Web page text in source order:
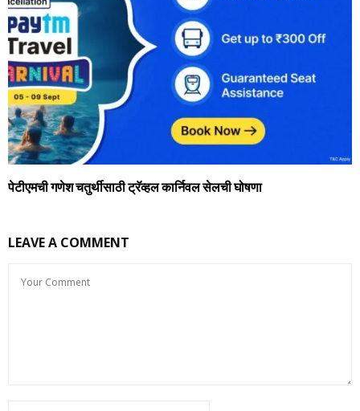
पेटीएमची गणेश चतुर्थीसाठी ट्रॅव्हल कार्निवल सेलची घोषणा
LEAVE A COMMENT